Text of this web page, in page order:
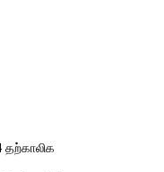
தற்காலிக